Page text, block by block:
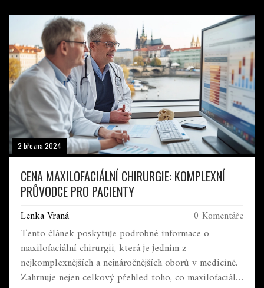
2 března 2024
CENA MAXILOFACIÁLNÍ CHIRURGIE: KOMPLEXNÍ
PRŮVODCE PRO PACIENTY
Lenka Vraná 0 Komentáře
Tento článek poskytuje podrobné informace o
maxilofaciální chirurgii, která je jedním z
nejkomplexnějších a nejnáročnějších oborů v medicíně.
Zahrnuje nejen celkový přehled toho, co maxilofaciální